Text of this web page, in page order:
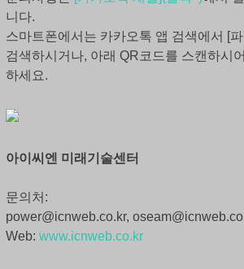
니다.
스마트폰에서는 카카오톡 앱 검색에서 [
검색하시거나, 아래 QR코드를 스캔하시
하세요.
아이씨엔 미래기술센터
문의처:
power@icnweb.co.kr,
Web: www.icnweb.co.kr